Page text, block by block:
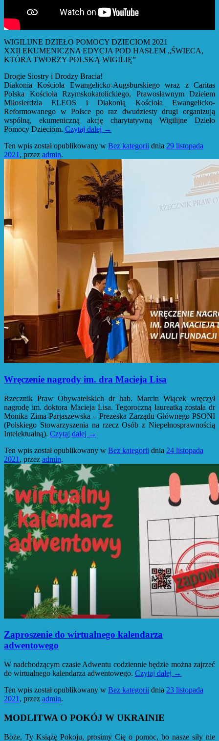
WIGILIJNE DZIEŁO POMOCY DZIECIOM 2021
XXII EKUMENICZNA EDYCJA POD HASŁEM „ŚWIECA,
KTÓRA TWORZY POLSKĄ WIGILIĘ”
Drogie Siostry i Drodzy Bracia!
Diakonia Kościoła Ewangelicko-Augsburskiego wraz z Caritas
Polska Kościoła Rzymskokatolickiego, Prawosławnym Dziełem
Miłosierdzia ELEOS i Diakonią Kościoła Ewangelicko-
Reformowanego w Polsce po raz dwudziesty drugi organizują
wspólną, ekumeniczną akcję charytatywną Wigilijne Dzieło
Pomocy Dzieciom. Czytaj dalej →
Ten wpis został opublikowany w Bez kategorii dnia 29 listopada
2021 , przez admin.
Wręczenie nagrody im. dra Macieja Lisa
Rzecznik Praw Obywatelskich dr hab. Marcin Wiącek wręczył
nagrodę im. doktora Macieja Lisa. Tegoroczną laureatką została dr
Monika Zima-Parjaszewska – Prezeska Zarządu Głównego PSONI
(Polskiego Stowarzyszenia na rzecz Osób z Niepełnosprawnością
Intelektualną). Czytaj dalej →
Ten wpis został opublikowany w Bez kategorii dnia 24 listopada
2021 , przez admin.
Zaproszenie do wirtualnego kalendarza
adwentowego
W nadchodzącym czasie Adwentu codziennie będzie można zajrzeć
do wirtualnego kalendarza adwentowego. Czytaj dalej →
Ten wpis został opublikowany w Bez kategorii dnia 23 listopada
2021 , przez admin.
MODLITWA O POKÓJ W UKRAINIE
Boże, Ty Książę Pokoju, prosimy Cię o pomoc, bo nasze siły nie